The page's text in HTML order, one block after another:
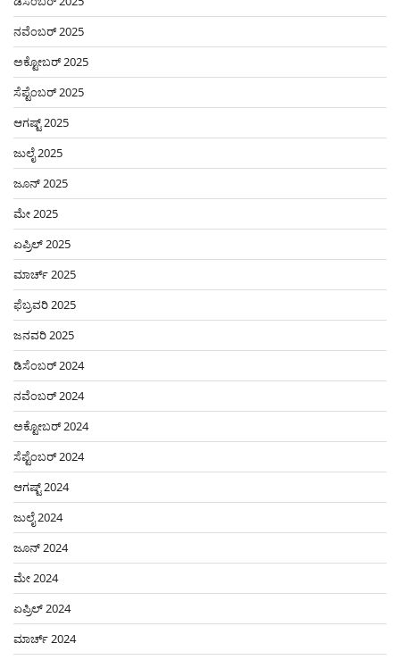
ನವೆಂಬರ್ 2025
ಅಕ್ಟೋಬರ್ 2025
ಸೆಪ್ಟೆಂಬರ್ 2025
ಆಗಷ್ಟ್ 2025
ಜುಲೈ 2025
ಜೂನ್ 2025
ಮೇ 2025
ಏಪ್ರಿಲ್ 2025
ಮಾರ್ಚ್ 2025
ಫೆಬ್ರವರಿ 2025
ಜನವರಿ 2025
ಡಿಸೆಂಬರ್ 2024
ನವೆಂಬರ್ 2024
ಅಕ್ಟೋಬರ್ 2024
ಸೆಪ್ಟೆಂಬರ್ 2024
ಆಗಷ್ಟ್ 2024
ಜುಲೈ 2024
ಜೂನ್ 2024
ಮೇ 2024
ಏಪ್ರಿಲ್ 2024
ಮಾರ್ಚ್ 2024